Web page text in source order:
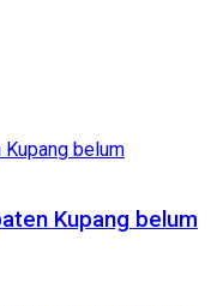
Kupang belum